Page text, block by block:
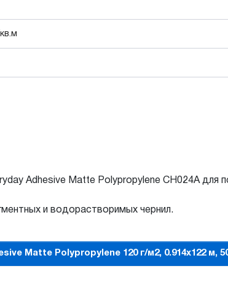
Adhesive Matte Polypropylene CH024A для
и водорастворимых чернил.